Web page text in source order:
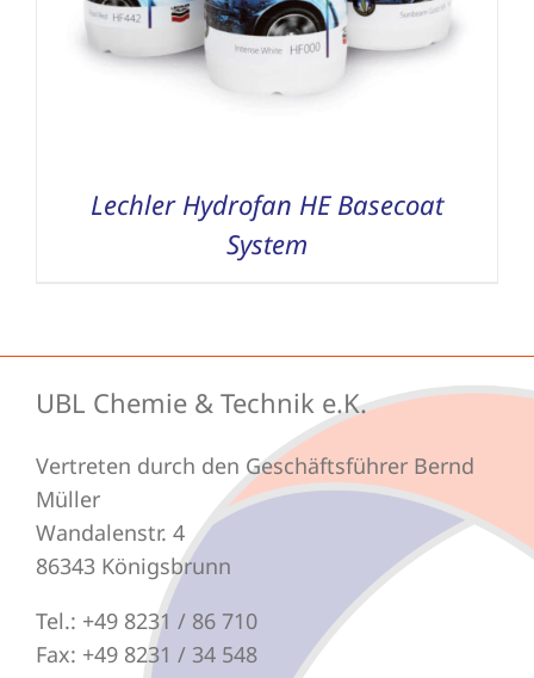
Lechler Hydrofan HE Basecoat
System
UBL Chemie & Technik e.K.
Vertreten durch den Geschäftsführer Bernd
Müller
Wandalenstr. 4
86343 Königsbrunn
Tel.: +49 8231 / 86 710
Fax: +49 8231 / 34 548